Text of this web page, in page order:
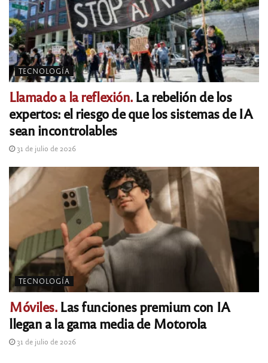
TECNOLOGÍA
Llamado a la reflexión.La rebelión de los
expertos: el riesgo de que los sistemas de IA
sean incontrolables
31 de julio de 2026
TECNOLOGÍA
Móviles.Las funciones premium con IA
llegan a la gama media de Motorola
31 de julio de 2026